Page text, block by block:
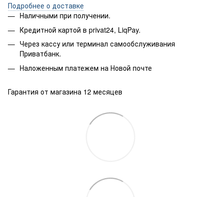
Подробнее о доставке
Наличными при получении.
Кредитной картой в privat24, LiqPay.
Через кассу или терминал самообслуживания
Приватбанк.
Наложенным платежем на Новой почте
Гарантия от магазина 12 месяцев